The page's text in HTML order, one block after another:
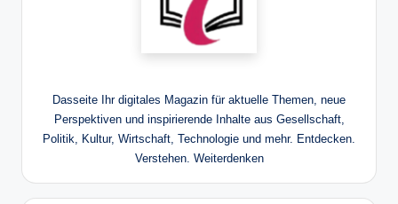
Dasseite Ihr digitales Magazin für aktuelle Themen, neue
Perspektiven und inspirierende Inhalte aus Gesellschaft,
Politik, Kultur, Wirtschaft, Technologie und mehr. Entdecken.
Verstehen. Weiterdenken